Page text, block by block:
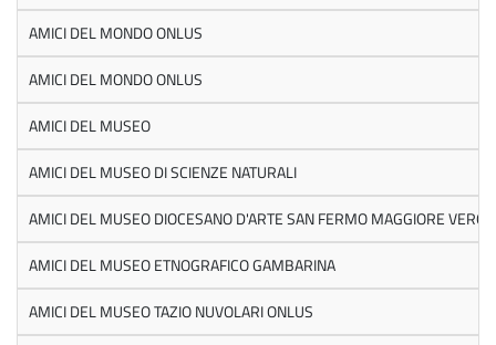
AMICI DEL MONDO ONLUS
AMICI DEL MONDO ONLUS
AMICI DEL MUSEO
AMICI DEL MUSEO DI SCIENZE NATURALI
AMICI DEL MUSEO DIOCESANO D'ARTE SAN FERMO MAGGIORE
AMICI DEL MUSEO ETNOGRAFICO GAMBARINA
AMICI DEL MUSEO TAZIO NUVOLARI ONLUS